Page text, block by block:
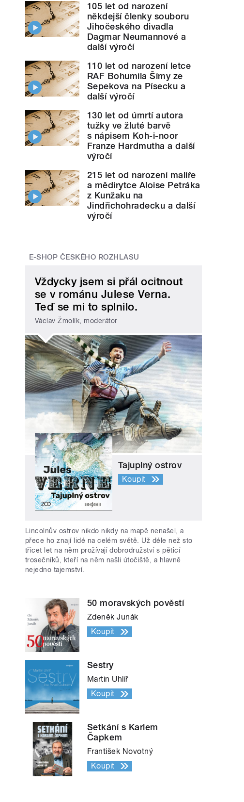
105 let od narození
někdejší členky souboru
Jihočeského divadla
Dagmar Neumannové a
další výročí
110 let od narození letce
RAF Bohumila Šímy ze
Sepekova na Písecku a
další výročí
130 let od úmrtí autora
tužky ve žluté barvě
s nápisem Koh-i-noor
Franze Hardmutha a další
výročí
215 let od narození malíře
a mědirytce Aloise Petráka
z Kunžaku na
Jindřichohradecku a další
výročí
E-SHOP ČESKÉHO ROZHLASU
Vždycky jsem si přál ocitnout
se v románu Julese Verna.
Teď se mi to splnilo.
Václav Žmolík, moderátor
Tajuplný ostrov
Koupit
Lincolnův ostrov nikdo nikdy na mapě nenašel, a
přece ho znají lidé na celém světě. Už déle než sto
třicet let na něm prožívají dobrodružství s pěticí
trosečníků, kteří na něm našli útočiště, a hlavně
nejedno tajemství.
50 moravských pověstí
Zdeněk Junák
Koupit
Sestry
Martin Uhlíř
Koupit
Setkání s Karlem
Čapkem
František Novotný
Koupit